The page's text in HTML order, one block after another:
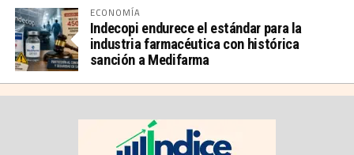
ECONOMÍA
Indecopi endurece el estándar para la
industria farmacéutica con histórica
sanción a Medifarma